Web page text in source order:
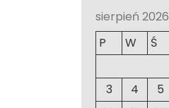
sierpień 2026
P
W Ś
3
4 5